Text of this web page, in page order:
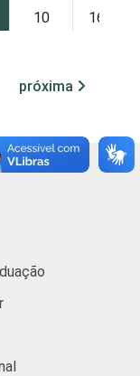
10 16
próxima